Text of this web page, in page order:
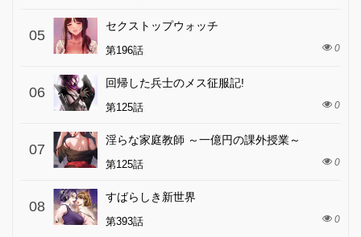
05
セクストップウォッチ
第196話 0
06
回帰した兵士のメス征服記!
第125話 0
07
淫らな家庭教師 ～一億円の課外授業～
第125話 0
08
すばらしき新世界
第393話 0